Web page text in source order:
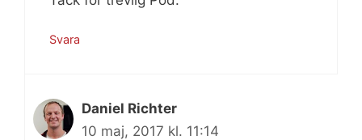
Svara
Daniel Richter
10 maj, 2017 kl. 11:14